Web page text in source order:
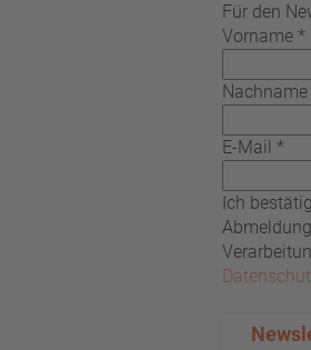
Für den
Vorname *
Nachname
E-Mail *
Ich